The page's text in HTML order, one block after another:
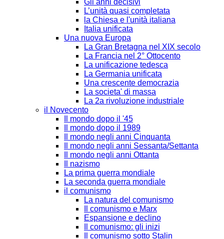
L’unità quasi completata
la Chiesa e l'unità italiana
Italia unificata
Una nuova Europa
La Gran Bretagna nel XIX secolo
La Francia nel 2° Ottocento
La unificazione tedesca
La Germania unificata
Una crescente democrazia
La societa' di massa
La 2a rivoluzione industriale
il Novecento
Il mondo dopo il '45
Il mondo dopo il 1989
Il mondo negli anni Cinquanta
Il mondo negli anni Sessanta/Settanta
Il mondo negli anni Ottanta
Il nazismo
La prima guerra mondiale
La seconda guerra mondiale
il comunismo
La natura del comunismo
Il comunismo e Marx
Espansione e declino
Il comunismo: gli inizi
Il comunismo sotto Stalin